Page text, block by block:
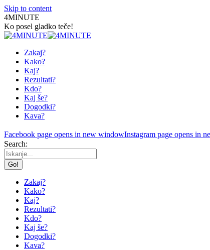
Skip to content
4MINUTE
Ko posel gladko teče!
Zakaj?
Kako?
Kaj?
Rezultati?
Kdo?
Kaj še?
Dogodki?
Kava?
Facebook page opens in new windowInstagram page opens in
Search:
Zakaj?
Kako?
Kaj?
Rezultati?
Kdo?
Kaj še?
Dogodki?
Kava?